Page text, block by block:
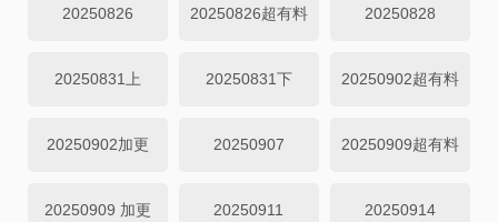
20250826 20250826超有料 20250828
20250831上 20250831下 20250902超有料
20250902加更 20250907 20250909超有料
20250909 加更 20250911 20250914